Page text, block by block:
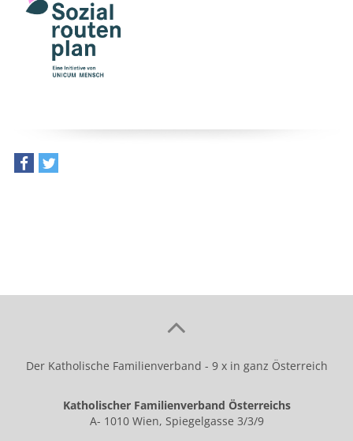
Der Katholische Familienverband - 9 x in ganz Österreich
Katholischer Familienverband Österreichs
A- 1010 Wien, Spiegelgasse 3/3/9